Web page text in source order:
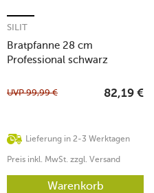
Bratpfanne 28 cm
Professional schwarz
SILIT
Lieferung in 2-3 Werktagen
UVP99,99 € 82,19 €
Preis inkl. MwSt. zzgl. Versand
Warenkorb